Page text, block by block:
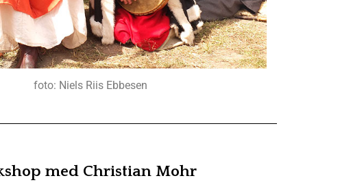
foto: Niels Riis Ebbesen
med Christian Mohr